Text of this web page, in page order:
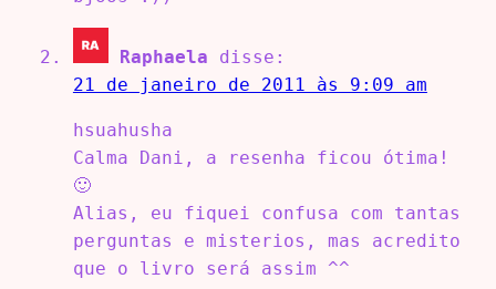
Raphaela
disse:
21 de janeiro de 2011 às 9:09 am
hsuahusha
Calma Dani, a resenha ficou ótima!
🙂
Alias, eu fiquei confusa com tantas
perguntas e misterios, mas acredito
que o livro será assim ^^